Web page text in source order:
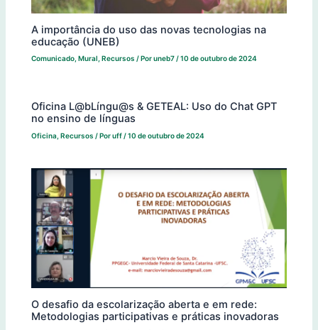
A importância do uso das novas tecnologias na
educação (UNEB)
Comunicado ,Mural ,Recursos / Poruneb7/10 de outubro de 2024
Oficina L@bLíngu@s & GETEAL: Uso do Chat GPT
no ensino de línguas
Oficina ,Recursos / Poruff/10 de outubro de 2024
O desafio da escolarização aberta e em rede:
Metodologias participativas e práticas inovadoras